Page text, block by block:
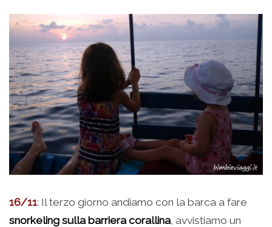
16/11: Il terzo giorno andiamo con la barca a fare
snorkeling sulla barriera corallina, avvistiamo un